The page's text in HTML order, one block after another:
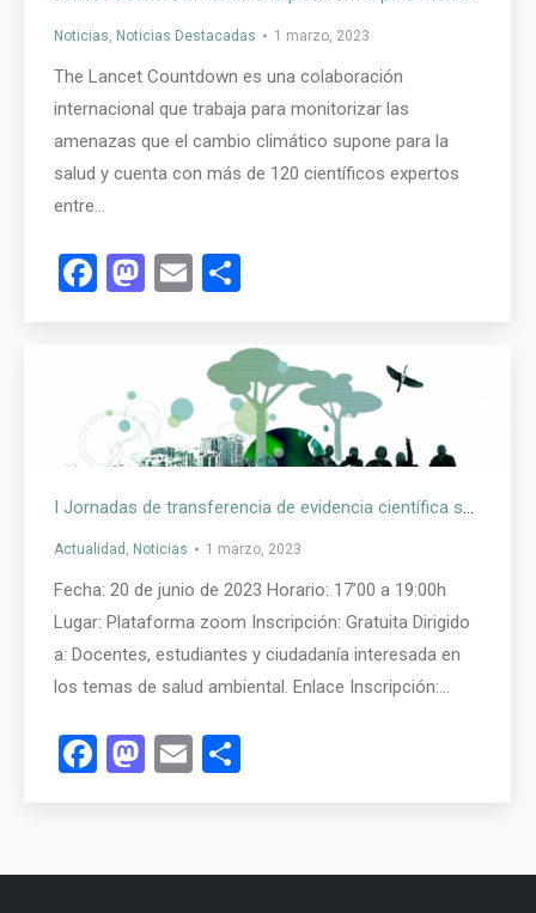
Noticias Noticias Destacadas 1 marzo, 2023
The Lancet Countdown es una colaboración
internacional que trabaja para monitorizar las
amenazas que el cambio climático supone para la
salud y cuenta con más de 120 científicos expertos
entre…
Facebook
Mastodon
Email
Actualidad Noticias 1 marzo, 2023
Fecha: 20 de junio de 2023 Horario: 17’00 a 19:00h
Lugar: Plataforma zoom Inscripción: Gratuita Dirigido
a: Docentes, estudiantes y ciudadanía interesada en
los temas de salud ambiental. Enlace Inscripción:…
Facebook
Mastodon
Email